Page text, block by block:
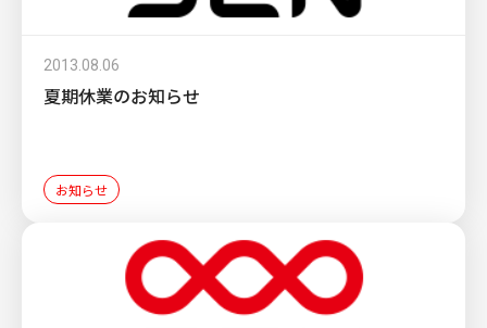
2013.08.06
夏期休業のお知らせ
お知らせ